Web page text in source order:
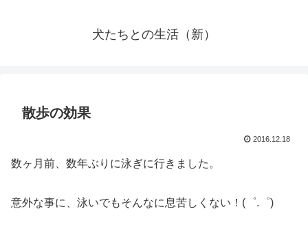
犬たちとの生活（新）
散歩の効果
2016.12.18
数ヶ月前、数年ぶりに泳ぎに行きました。
意外な事に、泳いでもそんなに息苦しくない！(゜.゜)